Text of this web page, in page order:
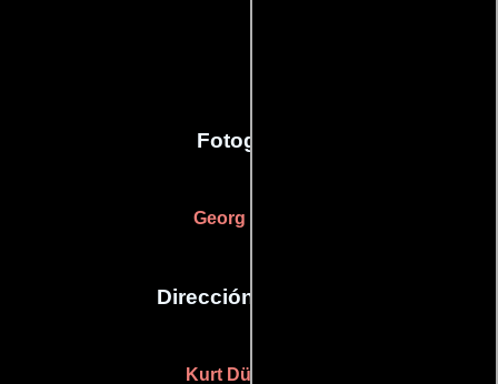
Fotografia
Georg Paezel
Dirección artística
Kurt Dürnhöfer